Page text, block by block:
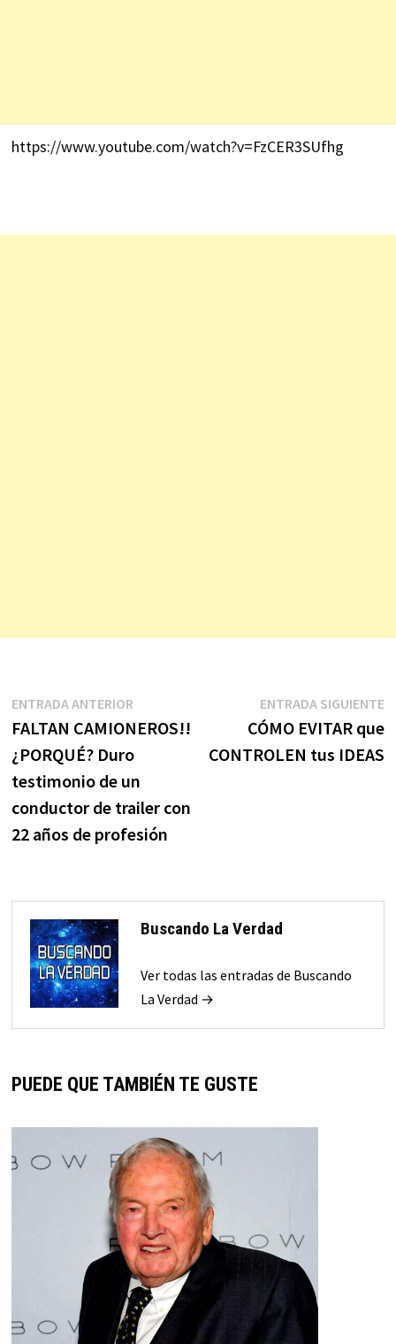
https://www.youtube.com/watch?v=FzCER3SUfhg
Navegación
de
entradas
ENTRADA ANTERIOREntrada
anterior:
FALTAN CAMIONEROS!!
¿PORQUÉ? Duro
testimonio de un
conductor de trailer con
22 años de profesión
ENTRADA SIGUIENTE
CÓMO EVITAR que
CONTROLEN tus IDEAS
Buscando La Verdad
Ver todas las entradas de Buscando
La Verdad →
PUEDE QUE TAMBIÉN TE GUSTE